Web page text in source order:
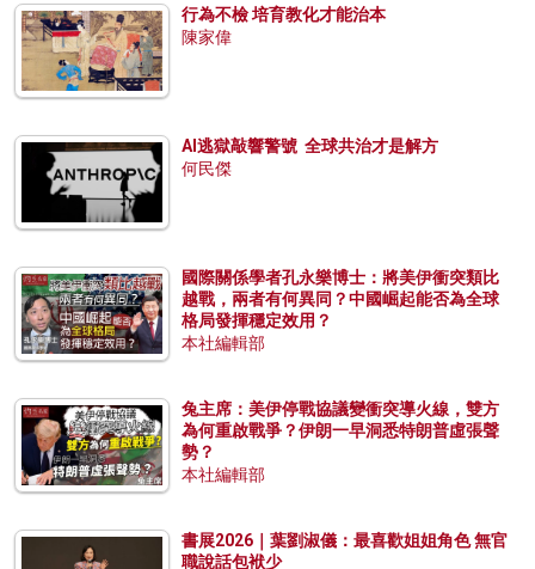
行為不檢 培育教化才能治本
陳家偉
AI逃獄敲響警號 全球共治才是解方
何民傑
國際關係學者孔永樂博士：將美伊衝突類比
越戰，兩者有何異同？中國崛起能否為全球
格局發揮穩定效用？
本社編輯部
兔主席：美伊停戰協議變衝突導火線，雙方
為何重啟戰爭？伊朗一早洞悉特朗普虛張聲
勢？
本社編輯部
書展2026｜葉劉淑儀：最喜歡姐姐角色 無官
職說話包袱少